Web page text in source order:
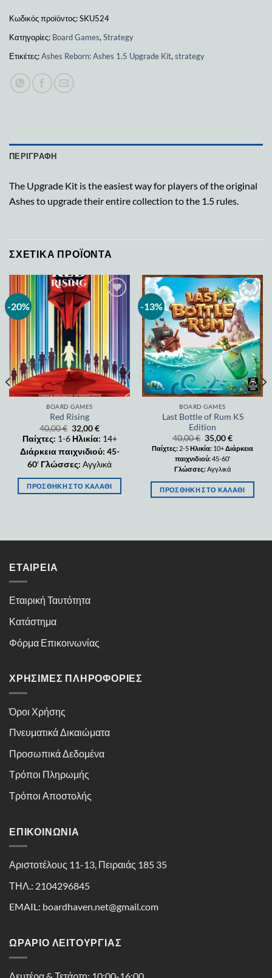
Κωδικός προϊόντος:SKU524
Κατηγορίες: Board Games,Strategy
Ετικέτες:Ashes Reborn: Ashes 1.5 Upgrade Kit,strategy
ΠΕΡΙΓΡΑΦΉ
The Upgrade Kit is the easiest way for players of the original
Ashes to upgrade their entire collection to the 1.5 rules.
ΣΧΕΤΙΚΆ ΠΡΟΪΌΝΤΑ
-20%
BOARD GAMES
Red Rising
40,00€ 32,00€
Παίχτες: 1-6 Ηλικία: 14+
Διάρκεια παιχνιδιού: 45-
60′ Γλώσσες: Αγγλικά
ΠΡΟΣΘΉΚΗ ΣΤΟ ΚΑΛΆΘΙ
-13%
Add to
wishlist
BOARD GAMES
Last Bottle of Rum KS
Edition
40,00€ 35,00€
Παίχτες: 2-5Ηλικία: 10+Διάρκεια
παιχνιδιού:45-60′
Γλώσσες:Αγγλικά
ΠΡΟΣΘΉΚΗ ΣΤΟ ΚΑΛΆΘΙ
ΕΤΑΙΡΕΊΑ
Εταιρική Ταυτότητα
Κατάστημα
Φόρμα Επικοινωνίας
ΧΡΉΣΙΜΕΣ ΠΛΗΡΟΦΟΡΊΕΣ
Όροι Χρήσης
Πνευματικά Δικαιώματα
Προσωπικά Δεδομένα
Τρόποι Πληρωμής
Τρόποι Αποστολής
ΕΠΙΚΟΙΝΩΝΊΑ
Αριστοτέλους 11-13, Πειραιάς 185 35
ΤΗΛ.: 2104296845
EMAIL: boardhaven.net@gmail.com
ΩΡΑΡΙΟ ΛΕΙΤΟΥΡΓΙΑΣ
Δευτέρα & Τετάρτη: 10:00-16:00,